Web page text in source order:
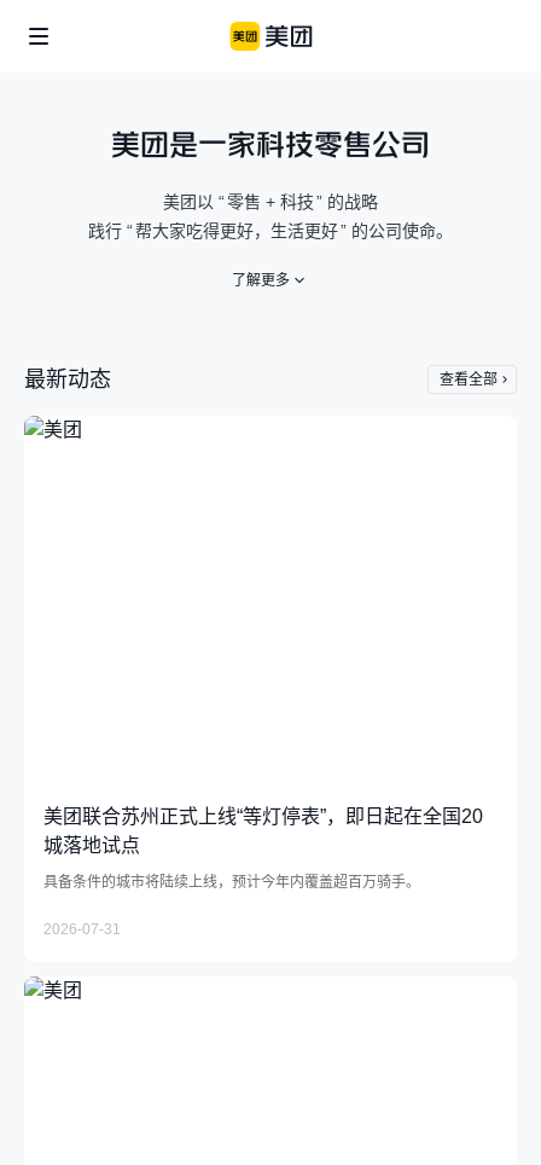
企业社会责任
涌现新职业
推动绿色消费
支持乡村振兴
下载中心
美团公益
美团乡村儿童操场
信息公开
骑手保障
美团是一家科技零售公司
美团以 “零售 + 科技” 的战略
践行 “帮大家吃得更好，生活更好” 的公司使命。
了解更多
最新动态 查看全部
美团联合苏州正式上线“等灯停表”，即日起在全国20
城落地试点
具备条件的城市将陆续上线，预计今年内覆盖超百万骑手。
2026-07-31